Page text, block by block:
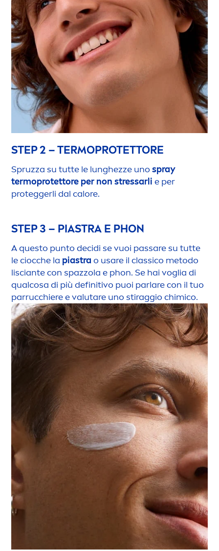
STEP 2 – TERMOPROTETTORE
Spruzza su tutte le lunghezze uno spray
termoprotettore per non stressarli e per
proteggerli dal calore.
STEP 3 – PIASTRA E PHON
A questo punto decidi se vuoi passare su tutte
le ciocche la piastrao usare il classico metodo
lisciante con spazzola e phon. Se hai voglia di
qualcosa di più definitivo puoi parlare con il tuo
parrucchiere e valutare uno stiraggio chimico.